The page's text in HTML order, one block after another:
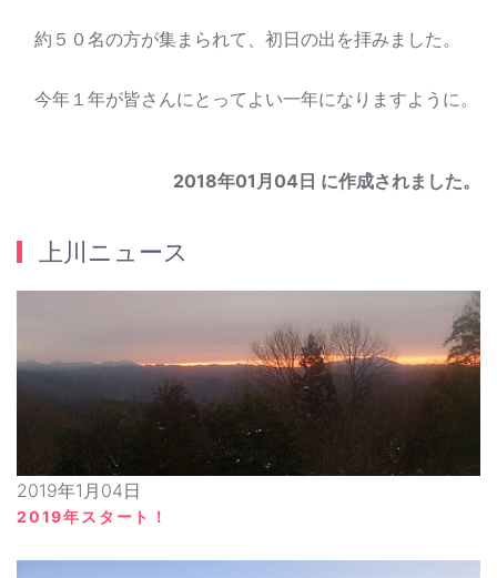
約５０名の方が集まられて、初日の出を拝みました。
今年１年が皆さんにとってよい一年になりますように。
2018年01月04日 に作成されました。
上川ニュース
2019年1月04日
2019年スタート！